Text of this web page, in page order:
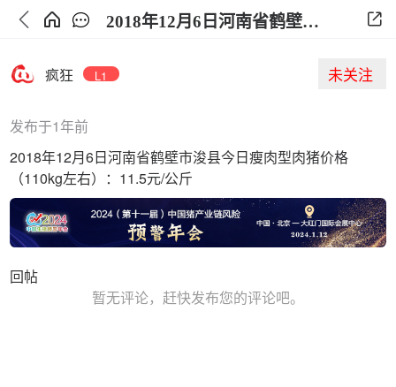
2018年12月6日河南省鹤壁市浚县今日生猪价格
疯狂 L1 未关注
发布于1年前
2018年12月6日河南省鹤壁市浚县今日瘦肉型肉猪价格
（110kg左右）：11.5元/公斤
回帖
暂无评论，赶快发布您的评论吧。